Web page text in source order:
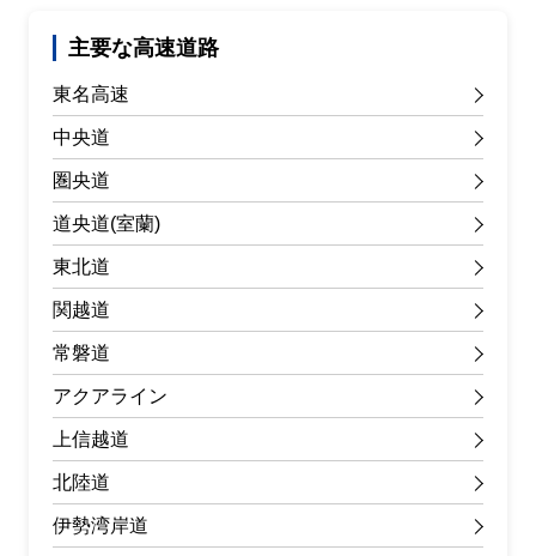
主要な高速道路
東名高速
中央道
圏央道
道央道(室蘭)
東北道
関越道
常磐道
アクアライン
上信越道
北陸道
伊勢湾岸道